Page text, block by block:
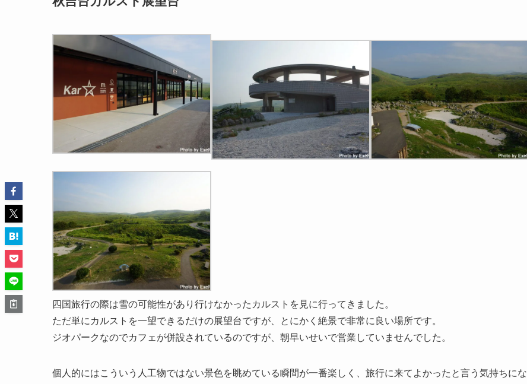
四国旅行の際は雪の可能性があり行けなかったカルストを見に行ってきました。
ただ単にカルストを一望できるだけの展望台ですが、とにかく絶景で非常に良い場所です。
ジオパークなのでカフェが併設されているのですが、朝早いせいで営業していませんでした。
個人的にはこういう人工物ではない景色を眺めている瞬間が一番楽しく、旅行に来てよかったと言う気持ちにな